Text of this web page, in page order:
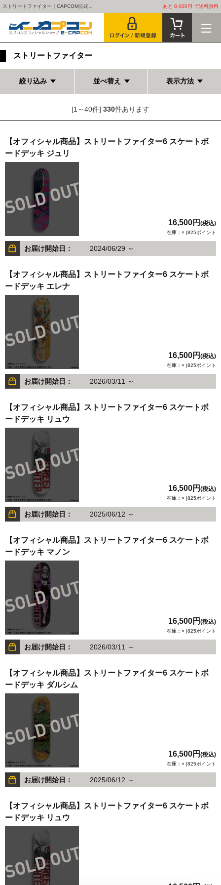
ストリートファイター｜CAPCOM公式... あと 8,000円 で送料無料
ストリートファイター
絞り込み 並べ替え 表示方法
[1～40件] 330件あります
【オフィシャル商品】ストリートファイター6 スケートボ
ードデッキ ジュリ
16,500円 (税込)
在庫：× |825ポイント
お届け開始日： 2024/06/29 ～
【オフィシャル商品】ストリートファイター6 スケートボ
ードデッキ エレナ
16,500円 (税込)
在庫：× |825ポイント
お届け開始日： 2026/03/11 ～
【オフィシャル商品】ストリートファイター6 スケートボ
ードデッキ リュウ
16,500円 (税込)
在庫：× |825ポイント
お届け開始日： 2025/06/12 ～
【オフィシャル商品】ストリートファイター6 スケートボ
ードデッキ マノン
16,500円 (税込)
在庫：× |825ポイント
お届け開始日： 2026/03/11 ～
【オフィシャル商品】ストリートファイター6 スケートボ
ードデッキ ダルシム
16,500円 (税込)
在庫：× |825ポイント
お届け開始日： 2025/06/12 ～
【オフィシャル商品】ストリートファイター6 スケートボ
ードデッキ リュウ